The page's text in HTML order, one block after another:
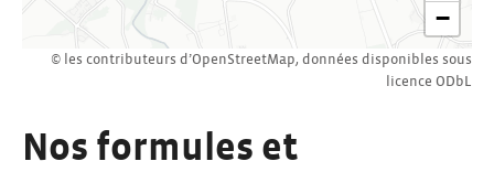
−
© les contributeurs d’OpenStreetMap, données disponibles sous
licence ODbL
Nos formules et